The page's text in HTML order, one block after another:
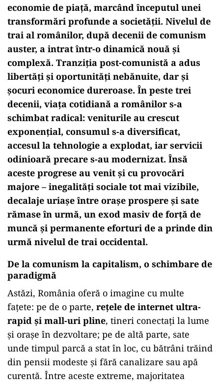
economie de piață, marcând începutul unei
transformări profunde a societății. Nivelul de
trai al românilor, după decenii de comunism
auster, a intrat într-o dinamică nouă și
complexă. Tranziția post-comunistă a adus
libertăți și oportunități nebănuite, dar și
șocuri economice dureroase. În peste trei
decenii, viața cotidiană a românilor s-a
schimbat radical: veniturile au crescut
exponențial, consumul s-a diversificat,
accesul la tehnologie a explodat, iar servicii
odinioară precare s-au modernizat. Însă
aceste progrese au venit și cu provocări
majore – inegalități sociale tot mai vizibile,
decalaje uriașe între orașe prospere și sate
rămase în urmă, un exod masiv de forță de
muncă și permanente eforturi de a prinde din
urmă nivelul de trai occidental.
De la comunism la capitalism, o schimbare de
paradigmă
Astăzi, România oferă o imagine cu multe
fațete: pe de o parte, rețele de internet ultra-
rapid și mall-uri pline, tineri conectați la lume
și orașe în dezvoltare; pe de altă parte, sate
unde timpul parcă a stat în loc, cu bătrâni trăind
din pensii modeste și fără canalizare sau apă
curentă. Între aceste extreme, majoritatea